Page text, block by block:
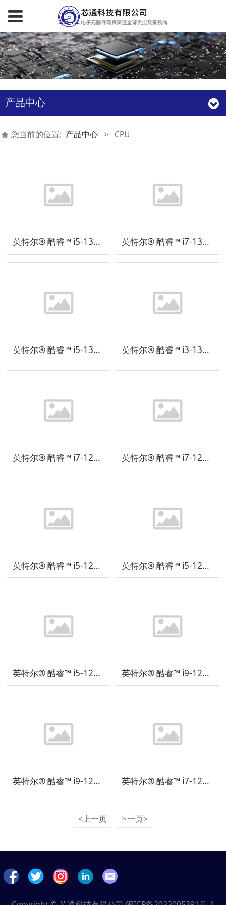
产品中心
您当前的位置: 产品中心 > CPU
英特尔® 酷睿™ i5-13420H 处理器 英特尔® 酷睿™ i7-1355U 处理器
英特尔® 酷睿™ i5-1335U 处理器SRMLX 英特尔® 酷睿™ i3-1315U 处理器
英特尔® 酷睿™ i7-1280P 处理器 英特尔® 酷睿™ i7-1260P 处理器
英特尔® 酷睿™ i5-1250P 处理器 英特尔® 酷睿™ i5-1240P 处理器SRMB2
英特尔® 酷睿™ i5-1240P 处理器SRLD9 英特尔® 酷睿™ i9-12900HK 处理器
英特尔® 酷睿™ i9-12900H 处理器 英特尔® 酷睿™ i7-12700H 处理器
<上一页 下一页>